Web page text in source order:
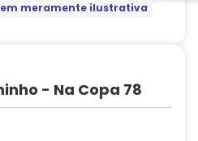
meramente ilustrativa
- Na Copa 78